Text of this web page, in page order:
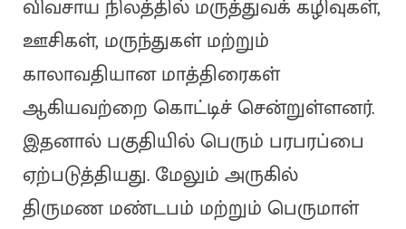
விவசாய நிலத்தில் மருத்துவக் கழிவுகள்,
ஊசிகள், மருந்துகள் மற்றும்
காலாவதியான மாத்திரைகள்
ஆகியவற்றை கொட்டிச் சென்றுள்ளனர்.
இதனால் பகுதியில் பெரும் பரபரப்பை
ஏற்படுத்தியது. மேலும் அருகில்
திருமண மண்டபம் மற்றும் பெருமாள்